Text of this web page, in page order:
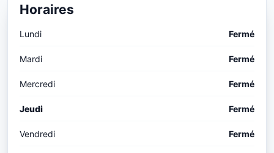
Horaires
Lundi Fermé
Mardi Fermé
Mercredi Fermé
Jeudi Fermé
Vendredi Fermé